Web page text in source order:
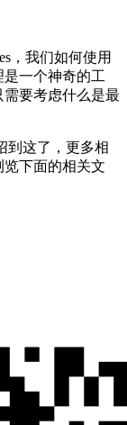
，我们如何使用
一个神奇的工
要考虑什么是最
到这了，更多相
览下面的相关文